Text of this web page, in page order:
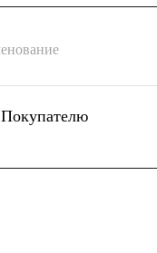
Покупателю